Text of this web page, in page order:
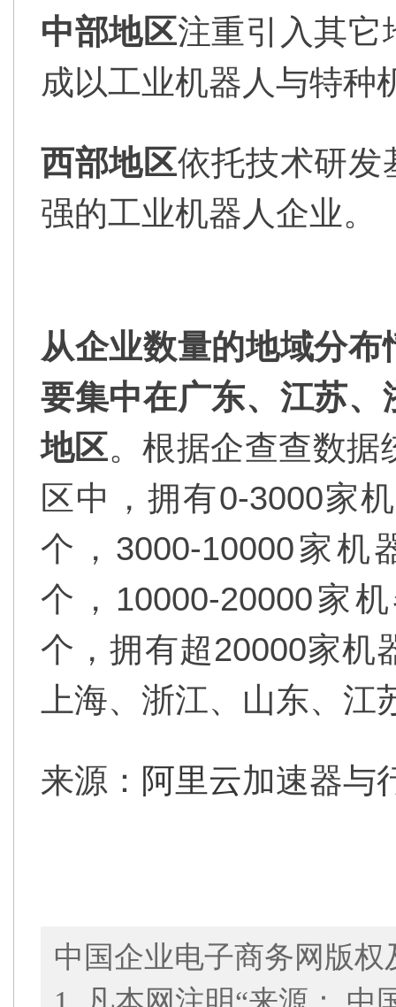
中部地区注重引入其它
成以工业机器人与特种
西部地区依托技术研发
强的工业机器人企业。
从企业数量的地域分
要集中在广东、江苏
地区。根据企查查数
区中，拥有0-3000家
个，3000-10000家
个，10000-20000家
个，拥有超20000家机
上海、浙江、山东、江
来源： 阿里云加速器与
中国企业电子商务网版权